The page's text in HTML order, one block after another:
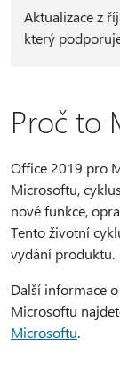
Aktualizace z
který
Proč to
Office 2019 pro
Microsoftu,
nové funkce,
Tento životní
vydání produktu.
Další informace
Microsoftu
Microsoftu.